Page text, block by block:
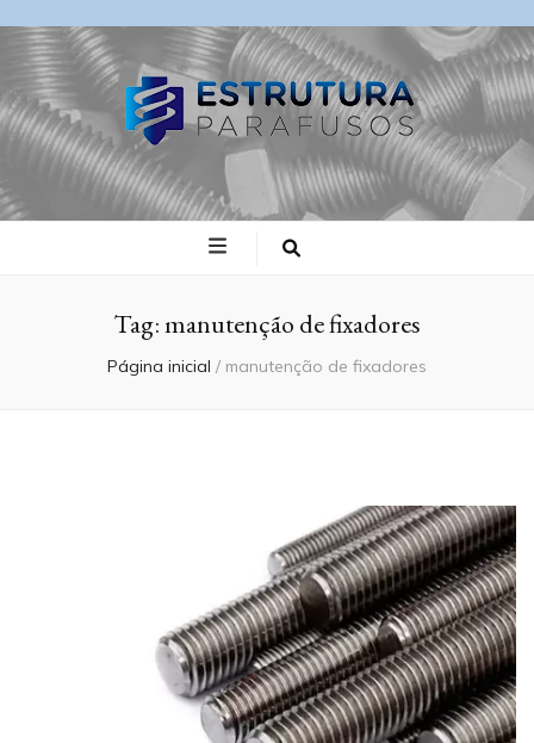
Blog Estrutura
Parafusos
Tag:manutenção de fixadores
Página inicial / manutenção de fixadores